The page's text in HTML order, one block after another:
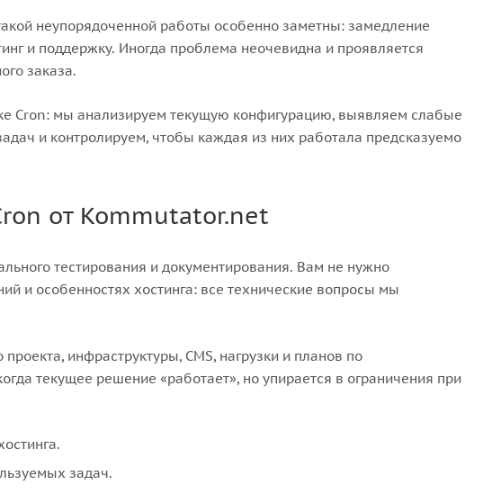
неупорядоченной работы особенно заметны: замедление
и поддержку. Иногда проблема неочевидна и проявляется
заказа.
Cron: мы анализируем текущую конфигурацию, выявляем слабые
и контролируем, чтобы каждая из них работала предсказуемо
от Kommutator.net
тестирования и документирования. Вам не нужно
и особенностях хостинга: все технические вопросы мы
инфраструктуры, CMS, нагрузки и планов по
текущее решение «работает», но упирается в ограничения при
задач.